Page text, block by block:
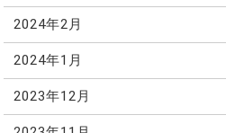
2024年2月
2024年1月
2023年12月